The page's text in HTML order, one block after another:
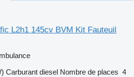
L2h1 145cv BVM Kit Fauteuil
Carburant diesel Nombre de places 4